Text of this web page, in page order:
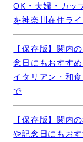
OK・夫婦・カッ
を神奈川在住ラ
【保存版】関内
念日にもおすす
イタリアン・和
で
【保存版】関内
や記念日にもお